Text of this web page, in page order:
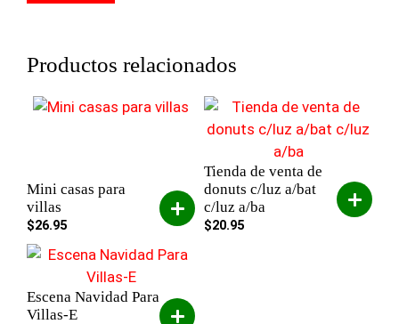
Productos relacionados
Mini casas para
villas
$26.95
Tienda de venta de
donuts c/luz a/bat
c/luz a/ba
$20.95
Escena Navidad Para
Villas-E